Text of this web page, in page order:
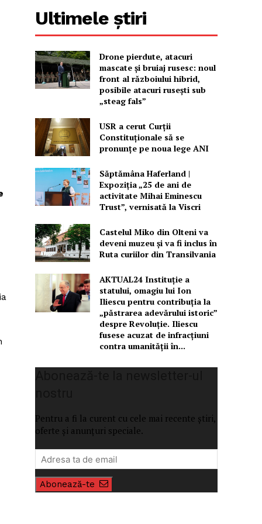
Ultimele știri
Drone pierdute, atacuri
mascate și bruiaj rusesc: noul
front al războiului hibrid,
posibile atacuri rusești sub
„steag fals”
USR a cerut Curții
Constituționale să se
pronunțe pe noua lege ANI
Săptămâna Haferland |
Expoziţia „25 de ani de
activitate Mihai Eminescu
Trust”, vernisată la Viscri
Castelul Miko din Olteni va
deveni muzeu şi va fi inclus în
Ruta curiilor din Transilvania
AKTUAL24 Instituție a
statului, omagiu lui Ion
Iliescu pentru contribuția la
„păstrarea adevărului istoric”
despre Revoluție. Iliescu
fusese acuzat de infracțiuni
contra umanității în...
Pentru a fi la curent cu cele mai recente știri,
oferte și anunțuri speciale.
Abonează-te